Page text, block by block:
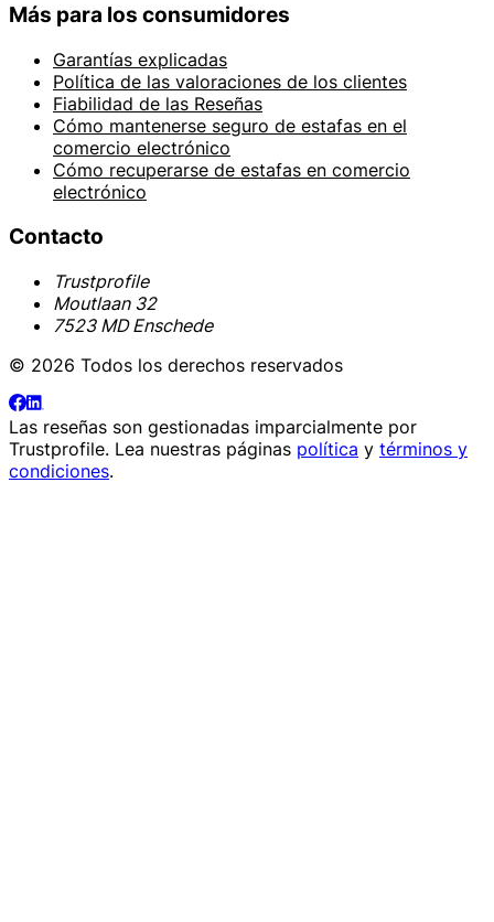
Más para los consumidores
Garantías explicadas
Política de las valoraciones de los clientes
Fiabilidad de las Reseñas
Cómo mantenerse seguro de estafas en el
comercio electrónico
Cómo recuperarse de estafas en comercio
electrónico
Contacto
Trustprofile
Moutlaan 32
7523 MD Enschede
© 2026 Todos los derechos reservados
Las reseñas son gestionadas imparcialmente por
Trustprofile. Lea nuestras páginas política y términos y
condiciones.